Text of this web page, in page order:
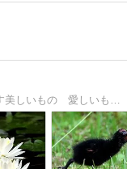
一眼デジカメで撮影した野鳥を紹介します美しいもの 愛しいもの を展示していきます。